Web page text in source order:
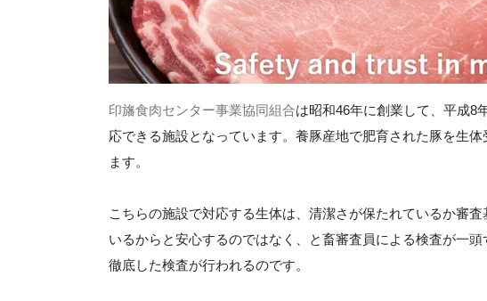
印旛食肉センター事業協同組合は昭和46年に創業して、平成8
応できる施設となっています。養豚産地で肥育された豚を生
ます。
こちらの施設で対応する生体は、清潔さが保たれているか審
いるからと安心するのではなく、と畜審査員による検査が一
徹底した検査が行われるのです。